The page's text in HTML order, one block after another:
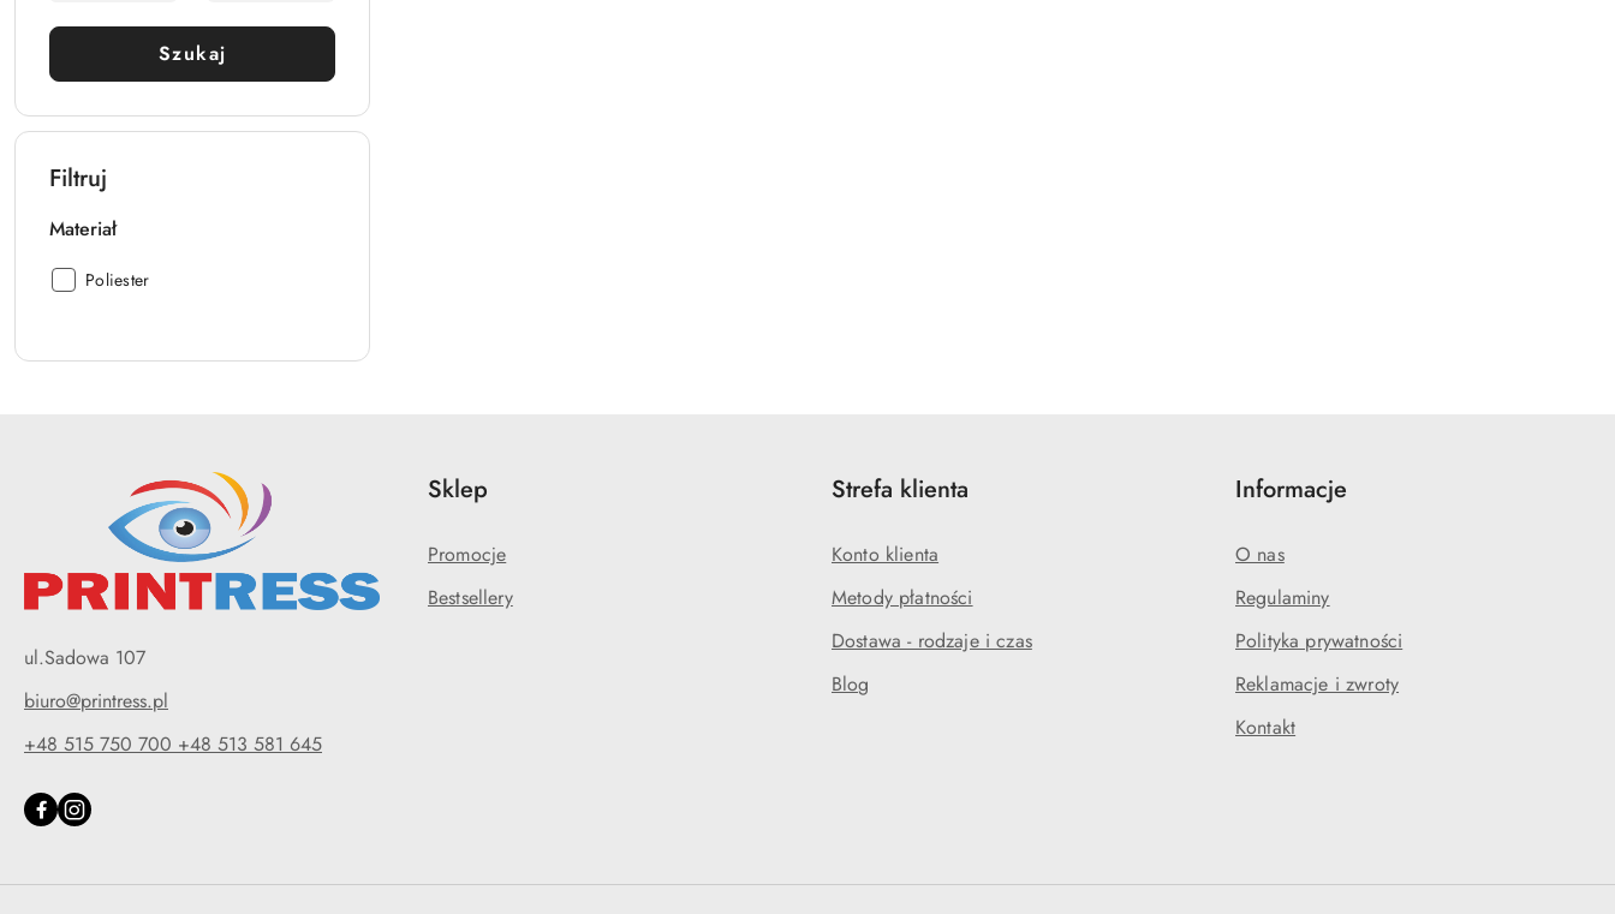
Szukaj
Filtruj
Materiał
Materiał:
Poliester
ul.Sadowa 107
biuro@printress.pl
+48 515 750 700 +48 513 581 645
Sklep
Promocje
Bestsellery
Strefa klienta
Konto klienta
Metody płatności
Dostawa - rodzaje i czas
Blog
Informacje
O nas
Regulaminy
Polityka prywatności
Reklamacje i zwroty
Kontakt